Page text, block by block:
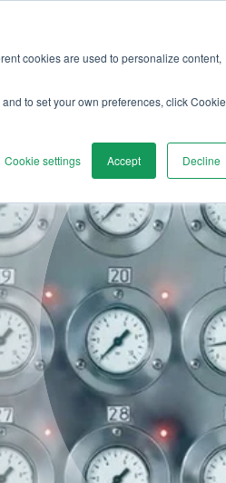
cookies are used to personalize content,
to set your own preferences, click Cookie
Cookie settings Accept Decline